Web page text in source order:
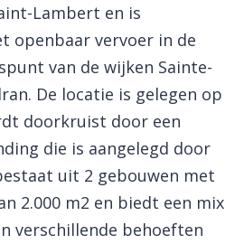
Lambert en is
openbaar vervoer in de
van de wijken Sainte-
De locatie is gelegen op
doorkruist door een
die is aangelegd door
uit 2 gebouwen met
2.000 m2 en biedt een mix
verschillende behoeften